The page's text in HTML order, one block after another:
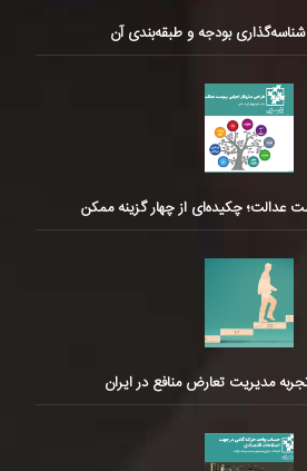
عدالت؛ چکیده‌ای از چهار گزینه ممکن